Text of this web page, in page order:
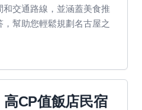
交通路線，並涵蓋美食推
幫助您輕鬆規劃名古屋之
CP值飯店民宿